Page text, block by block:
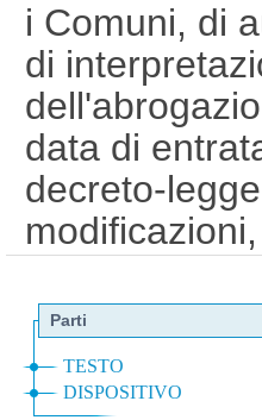
i Comuni, di
di
data di
decreto-
del bilancio
stabilita'
Serie